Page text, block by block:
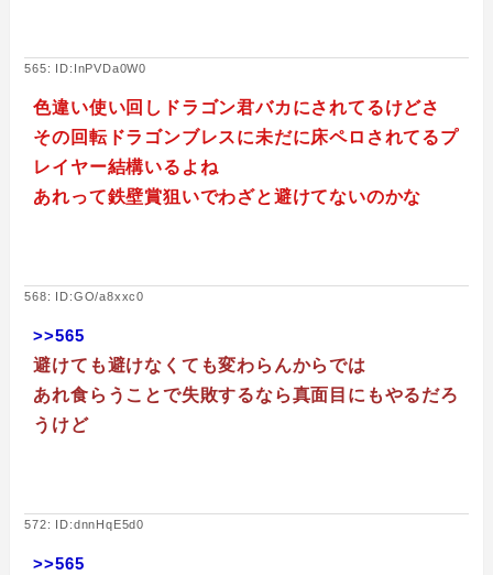
565: ID:InPVDa0W0
色違い使い回しドラゴン君バカにされてるけどさ
その回転ドラゴンブレスに未だに床ペロされてるプ
レイヤー結構いるよね
あれって鉄壁賞狙いでわざと避けてないのかな
568: ID:GO/a8xxc0
>>565
避けても避けなくても変わらんからでは
あれ食らうことで失敗するなら真面目にもやるだろ
うけど
572: ID:dnnHqE5d0
>>565